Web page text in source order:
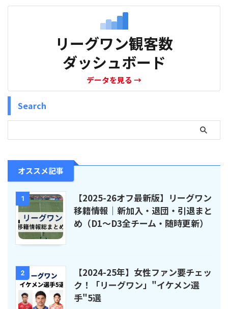
リーグワン観客数
ダッシュボード
データを見る →
Search
オススメ記事
1
【2025-26オフ最新版】リーグワン
移籍情報｜新加入・退団・引退まと
め（D1〜D3全チーム・随時更新）
2
【2024-25年】女性ファン要チェッ
ク！「リーグワン」"イケメン選
手"5選